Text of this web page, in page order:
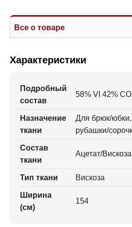
Все о товаре
Характеристики
Подробный
состав
58% VI 42% CO
Назначение
ткани
Для брюк/
рубашки/
Состав
ткани
Ацетат/Вискоза
Тип ткани Вискоза
Ширина
(см)
154